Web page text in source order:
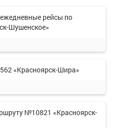
рейсы по
Шушенское»
«Красноярск-Шира»
№10821 «Красноярск-